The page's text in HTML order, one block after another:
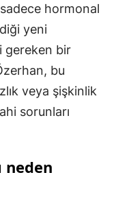
hormonal
yeni
gereken bir
bu
veya şişkinlik
sorunları
neden